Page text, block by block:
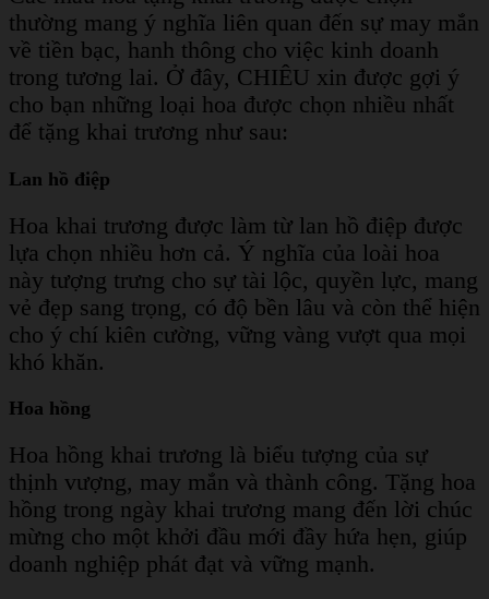
thường mang ý nghĩa liên quan đến sự may mắn
về tiền bạc, hanh thông cho việc kinh doanh
trong tương lai. Ở đây, CHIÊU xin được gợi ý
cho bạn những loại hoa được chọn nhiều nhất
để tặng khai trương như sau:
Lan hồ điệp
Hoa khai trương được làm từ lan hồ điệp được
lựa chọn nhiều hơn cả. Ý nghĩa của loài hoa
này tượng trưng cho sự tài lộc, quyền lực, mang
vẻ đẹp sang trọng, có độ bền lâu và còn thể hiện
cho ý chí kiên cường, vững vàng vượt qua mọi
khó khăn.
Hoa hồng
Hoa hồng khai trương là biểu tượng của sự
thịnh vượng, may mắn và thành công. Tặng hoa
hồng trong ngày khai trương mang đến lời chúc
mừng cho một khởi đầu mới đầy hứa hẹn, giúp
doanh nghiệp phát đạt và vững mạnh.